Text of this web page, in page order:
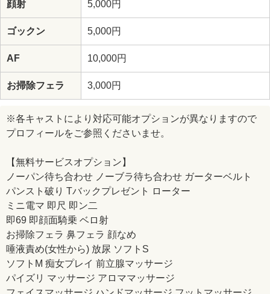
顔射 5,000円
ゴックン 5,000円
AF 10,000円
お掃除フェラ 3,000円
※各キャストにより対応可能オプションが異なりますので
プロフィールをご参照くださいませ。
【無料サービスオプション】
ノーパン待ち合わせ ノーブラ待ち合わせ ガーターベルト
パンスト破り Tバックプレゼント ローター
ミニ電マ 即尺 即ン二
即69 即顔面騎乗 ベロ射
お掃除フェラ 鼻フェラ 顔なめ
唾液責め(女性から) 放尿 ソフトS
ソフトM 痴女プレイ 前立腺マッサージ
パイズリ マッサージ アロママッサージ